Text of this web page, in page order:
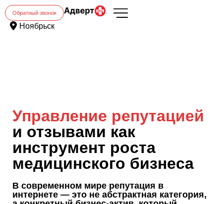
Обратный звонок
Ноябрьск
Управление репутацией
и отзывами как
инструмент роста
медицинского бизнеса
В современном мире репутация в
интернете — это не абстрактная категория,